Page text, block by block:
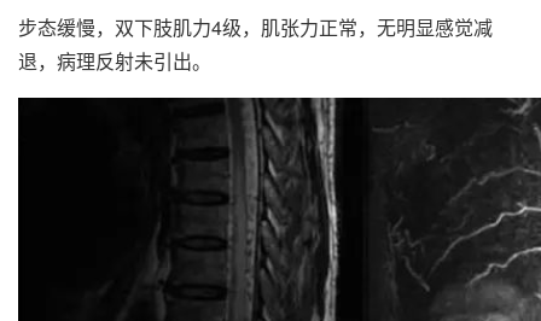
步态缓慢，双下肢肌力4级，肌张力正常，无明显感觉减
退，病理反射未引出。